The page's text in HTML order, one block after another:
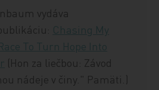
vydáva
Chasing My
To Turn Hope Into
(Hon za liečbou: Závod
nádeje v činy." Pamäti.)